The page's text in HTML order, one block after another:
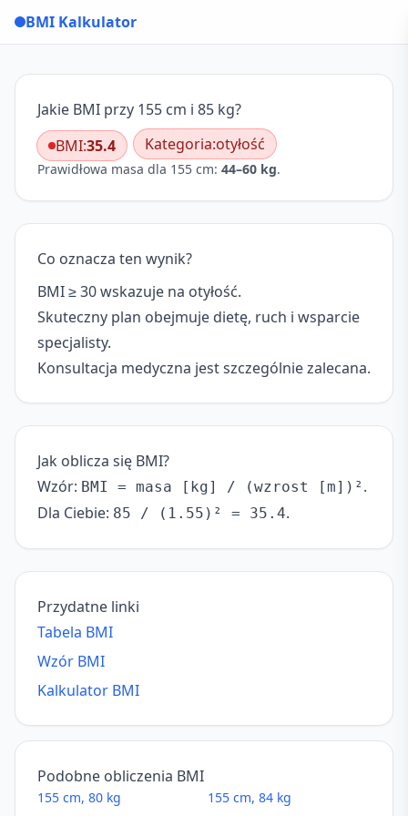
BMI Kalkulator
Jakie BMI przy 155 cm i 85 kg?
BMI:35.4 Kategoria:otyłość
Prawidłowa masa dla 155 cm: 44–60 kg.
Co oznacza ten wynik?
BMI ≥ 30 wskazuje na otyłość.
Skuteczny plan obejmuje dietę, ruch i wsparcie
specjalisty.
Konsultacja medyczna jest szczególnie zalecana.
Jak oblicza się BMI?
Wzór: BMI = masa [kg] / (wzrost [m])² .
Dla Ciebie: 85 / (1.55)² = 35.4.
Przydatne linki
Tabela BMI
Wzór BMI
Kalkulator BMI
Podobne obliczenia BMI
155 cm, 80 kg
155 cm, 84 kg